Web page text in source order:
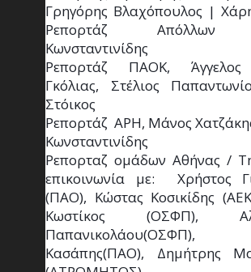
Γρηγόρης Βλαχόπουλος |
Ρεπορτάζ Απόλλων
Κωνσταντινίδης
Ρεπορτάζ ΠΑΟΚ, Άγγελος
Γκόλιας, Στέλιος
Στόικος
Ρεπορτάζ  ΑΡΗ, Μάνος
Κωνσταντινίδης
Ρεπορταζ ομάδων Αθήνας /
επικοινωνία με:  Χρήστος
(ΠΑΟ), Κώστας Κοσικίδης
Κωστίκος (ΟΣΦΠ),
Παπανικολάου(ΟΣΦΠ),
Κασάπης(ΠΑΟ), Δημήτρης